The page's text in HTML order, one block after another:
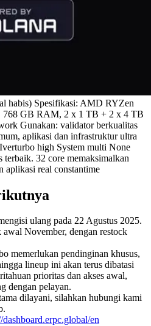
habis) Spesifikasi: AMD RYZen
768 GB RAM, 2 x 1 TB + 2 x 4 TB
Gunakan: validator berkualitas
aplikasi dan infrastruktur ultra
high System multi None
32 core memaksimalkan
aplikasi real constantime
ulang pada 22 Agustus 2025.
November, dengan restock
memerlukan pendinginan khusus,
lineup ini akan terus dibatasi
prioritas dan akses awal,
dengan pelayan.
dilayani, silahkan hubungi kami
dashboard.erpc.global/en